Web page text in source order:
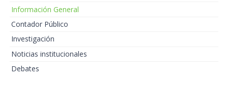
Información General
Contador Público
Investigación
Noticias institucionales
Debates